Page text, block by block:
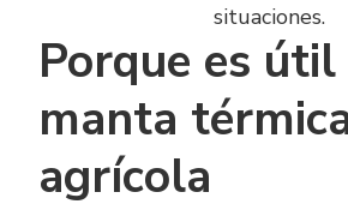
situaciones.
Porque es
manta
agrícola